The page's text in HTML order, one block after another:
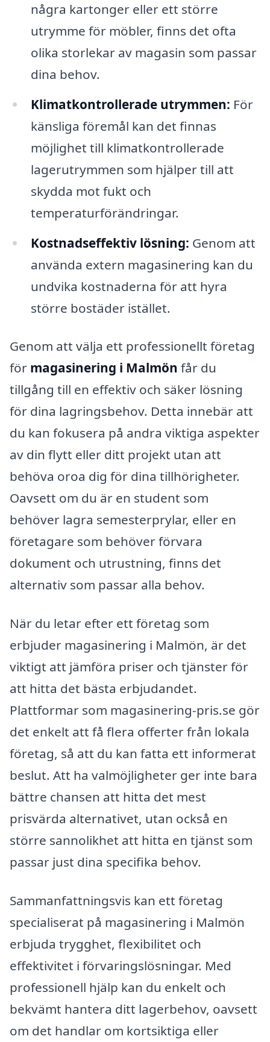
några kartonger eller ett större
utrymme för möbler, finns det ofta
olika storlekar av magasin som passar
dina behov.
Klimatkontrollerade utrymmen: För
känsliga föremål kan det finnas
möjlighet till klimatkontrollerade
lagerutrymmen som hjälper till att
skydda mot fukt och
temperaturförändringar.
Kostnadseffektiv lösning: Genom att
använda extern magasinering kan du
undvika kostnaderna för att hyra
större bostäder istället.
Genom att välja ett professionellt företag
för magasinering i Malmön får du
tillgång till en effektiv och säker lösning
för dina lagringsbehov. Detta innebär att
du kan fokusera på andra viktiga aspekter
av din flytt eller ditt projekt utan att
behöva oroa dig för dina tillhörigheter.
Oavsett om du är en student som
behöver lagra semesterprylar, eller en
företagare som behöver förvara
dokument och utrustning, finns det
alternativ som passar alla behov.
När du letar efter ett företag som
erbjuder magasinering i Malmön, är det
viktigt att jämföra priser och tjänster för
att hitta det bästa erbjudandet.
Plattformar som magasinering-pris.se gör
det enkelt att få flera offerter från lokala
företag, så att du kan fatta ett informerat
beslut. Att ha valmöjligheter ger inte bara
bättre chansen att hitta det mest
prisvärda alternativet, utan också en
större sannolikhet att hitta en tjänst som
passar just dina specifika behov.
Sammanfattningsvis kan ett företag
specialiserat på magasinering i Malmön
erbjuda trygghet, flexibilitet och
effektivitet i förvaringslösningar. Med
professionell hjälp kan du enkelt och
bekvämt hantera ditt lagerbehov, oavsett
om det handlar om kortsiktiga eller